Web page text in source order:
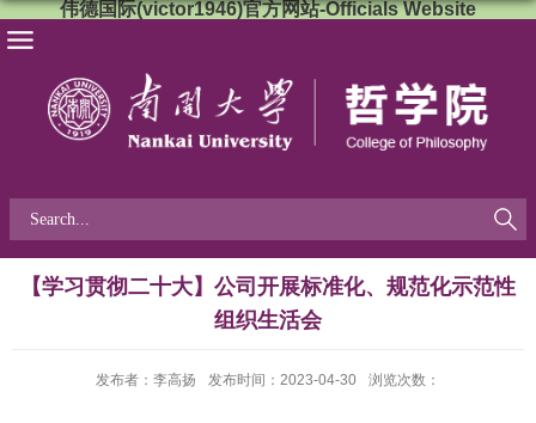
伟德国际(victor1946)官方网站-Officials Website
【学习贯彻二十大】公司开展标准化、规范化示范性
组织生活会
发布者：李高扬 发布时间：2023-04-30 浏览次数：